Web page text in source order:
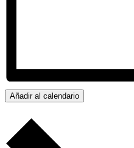
Añadir al calendario